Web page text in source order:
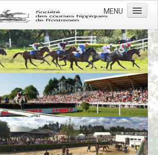
MENU